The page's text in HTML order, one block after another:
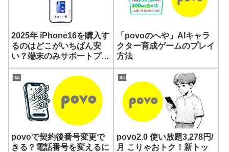
2025年 iPhone16を購入す
るのはどこがいちばん安
い？端末のみサポートプロ
グラム
「povoのへや」AIキャラ
クター育成ゲームのプレイ
方法
au
povoで契約後番号変更で
きる？電話番号を変えるに
au
povo2.0 使い放題3,278円/
月 こりゃおトク！新トッ